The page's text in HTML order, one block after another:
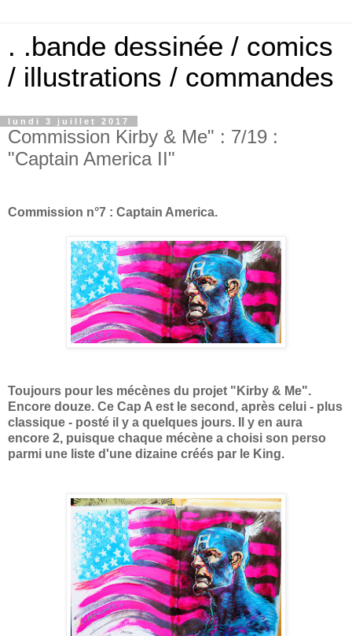
. .bande dessinée / comics
/ illustrations / commandes
lundi 3 juillet 2017
Commission Kirby & Me" : 7/19 :
"Captain America II"
Commission n°7 : Captain America.
Toujours pour les mécènes du projet "Kirby & Me".
Encore douze. Ce Cap A est le second, après celui - plus
classique - posté il y a quelques jours. Il y en aura
encore 2, puisque chaque mécène a choisi son perso
parmi une liste d'une dizaine créés par le King.